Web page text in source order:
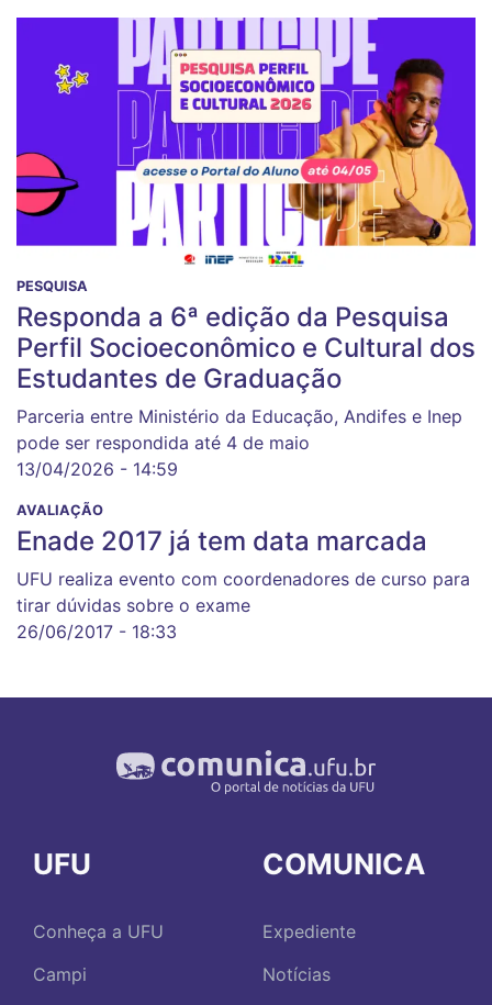
PESQUISA
Responda a 6ª edição da Pesquisa
Perfil Socioeconômico e Cultural dos
Estudantes de Graduação
Parceria entre Ministério da Educação, Andifes e Inep
pode ser respondida até 4 de maio
13/04/2026 - 14:59
AVALIAÇÃO
Enade 2017 já tem data marcada
UFU realiza evento com coordenadores de curso para
tirar dúvidas sobre o exame
26/06/2017 - 18:33
UFU
Conheça a UFU
Campi
COMUNICA
Expediente
Notícias